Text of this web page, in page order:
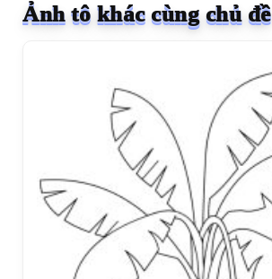
Ảnh tô khác cùng chủ đề